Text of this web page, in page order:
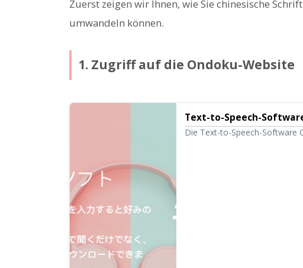
Zuerst zeigen wir Ihnen, wie Sie chinesische
umwandeln können.
1. Zugriff auf die Ondoku-Website
Text-to-Speech-
Die Text-to-Speech-Software